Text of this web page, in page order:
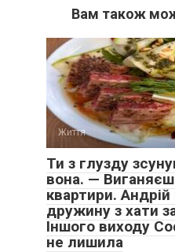
Вам також
Життя
Ти з глузду
вона. —
квартири.
дружину з хати
Іншого виходу
не лишила